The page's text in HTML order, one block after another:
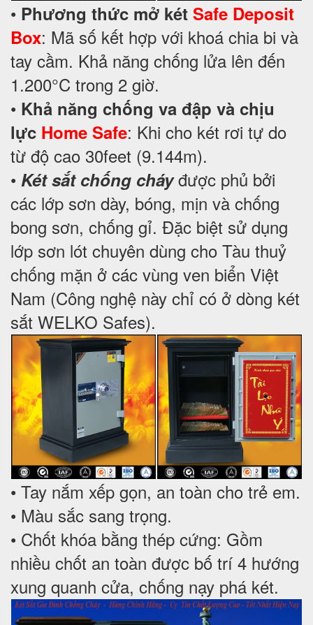
• Phương thức mở két Safe Deposit
Box: Mã số kết hợp với khoá chia bi và
tay cầm. Khả năng chống lửa lên đến
1.200°C trong 2 giờ.
• Khả năng chống va đập và chịu
lực Home Safe: Khi cho két rơi tự do
từ độ cao 30feet (9.144m).
• Két sắt chống cháyđược phủ bởi
các lớp sơn dày, bóng, mịn và chống
bong sơn, chống gỉ. Đặc biệt sử dụng
lớp sơn lót chuyên dùng cho Tàu thuỷ
chống mặn ở các vùng ven biển Việt
Nam (Công nghệ này chỉ có ở dòng két
sắt WELKO Safes).
• Tay nắm xếp gọn, an toàn cho trẻ em.
• Màu sắc sang trọng.
• Chốt khóa bằng thép cứng: Gồm
nhiều chốt an toàn được bố trí 4 hướng
xung quanh cửa, chống nạy phá két.